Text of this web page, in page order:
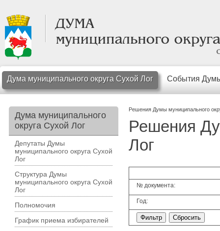
Дума муниципального округа Сухой Лог События
Решения Думы муниципального
Решения
Лог
№ документа:
Год:
Дума муниципального
округа Сухой Лог
Депутаты Думы
муниципального округа Сухой
Лог
Структура Думы
муниципального округа Сухой
Лог
Полномочия
График приема избирателей